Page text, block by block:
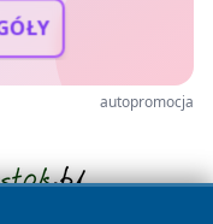
autopromocja